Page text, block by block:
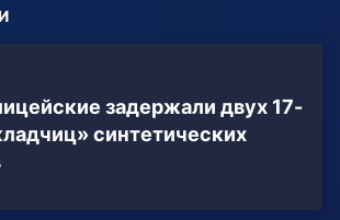
задержали двух 17-
синтетических